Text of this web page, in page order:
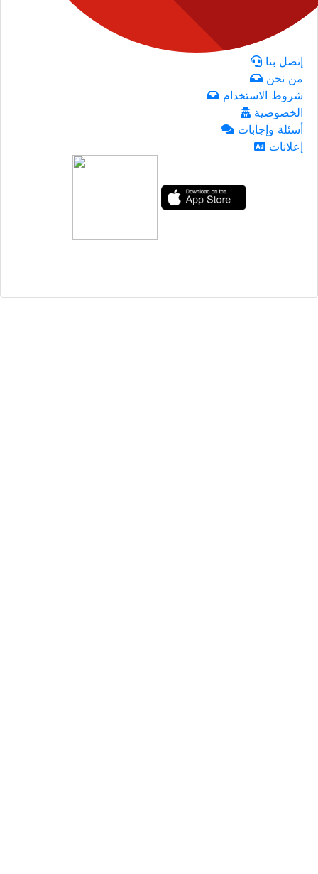
إتصل بنا
من نحن
شروط الاستخدام
الخصوصية
أسئلة وإجابات
إعلانات